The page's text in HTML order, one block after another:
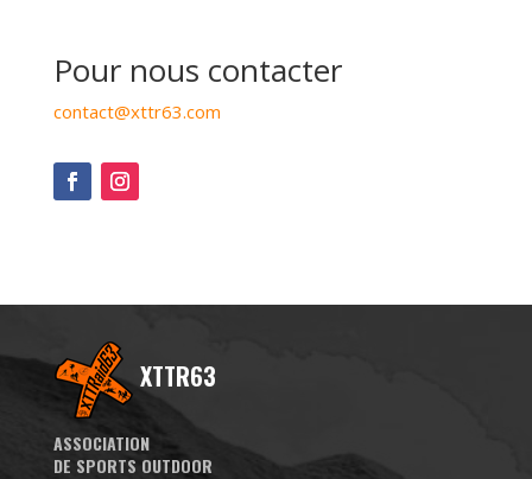
Pour nous contacter
contact@xttr63.com
XTTR63
ASSOCIATION
DE SPORTS OUTDOOR